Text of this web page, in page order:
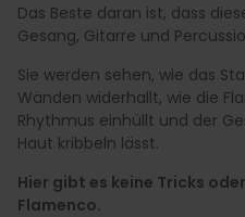
Das Beste daran ist, dass
Gesang, Gitarre und
Sie werden sehen, wie das
Wänden widerhallt, wie die
Rhythmus einhüllt und der
Haut kribbeln lässt.
Hier gibt es keine Tricks
Flamenco.